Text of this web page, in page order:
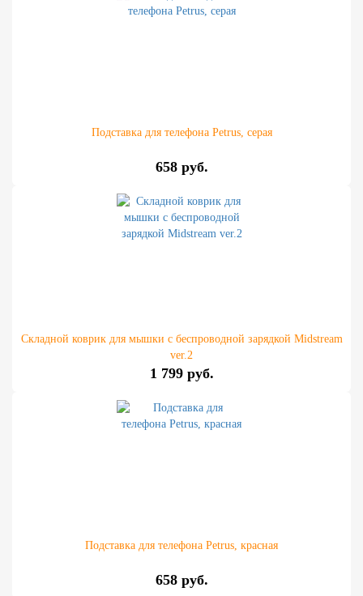
Подставка для телефона Petrus, серая
658 руб.
Складной коврик для мышки с беспроводной зарядкой Midstream
ver.2
1 799 руб.
Подставка для телефона Petrus, красная
658 руб.